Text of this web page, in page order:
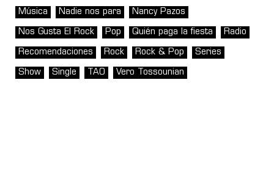
Música Nadie nos para Nancy Pazos
Nos Gusta El Rock Pop Quién paga la fiesta Radio
Recomendaciones Rock Rock & Pop Series
Show Single TAO Vero Tossounian